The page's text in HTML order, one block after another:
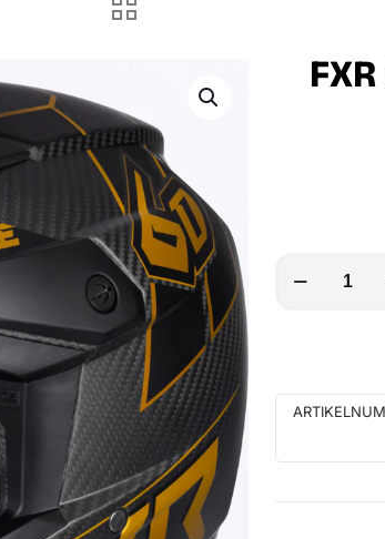
HELMETS
Menge